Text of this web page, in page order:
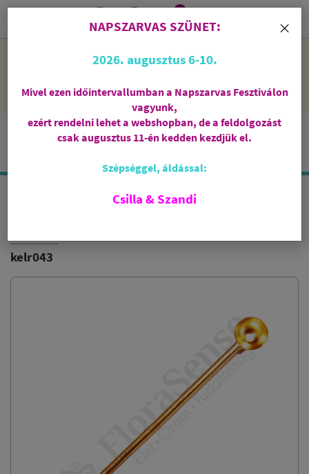
NAPSZARVAS SZÜNET: 2026. augusztus 6-10 - rendelni lehet
feldolgozni őket.
i
0
ADAGOLÓKANÁL KÖZEPES
kelr043
×
NAPSZARVAS SZÜNET:
2026. augusztus 6-10.
Mivel ezen időintervallumban a Napszarvas Fesztiválon
vagyunk,
ezért rendelni lehet a webshopban, de a feldolgozást
csak augusztus 11-én kedden kezdjük el.
Szépséggel, áldással:
Csilla & Szandi